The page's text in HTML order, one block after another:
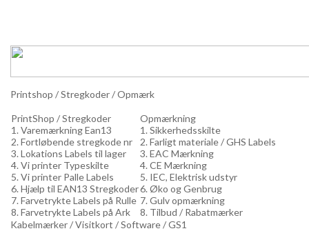
Printshop / Stregkoder / Opmærk
PrintShop / Stregkoder
1. Varemærkning Ean13
2. Fortløbende stregkode nr
3. Lokations Labels til lager
4. Vi printer Typeskilte
5. Vi printer Palle Labels
6. Hjælp til EAN13 Stregkoder
7. Farvetrykte Labels på Rulle
8. Farvetrykte Labels på Ark
Opmærkning
1. Sikkerhedsskilte
2. Farligt materiale / GHS Labels
3. EAC Mærkning
4. CE Mærkning
5. IEC, Elektrisk udstyr
6. Øko og Genbrug
7. Gulv opmærkning
8. Tilbud / Rabatmærker
Kabelmærker / Visitkort / Software / GS1